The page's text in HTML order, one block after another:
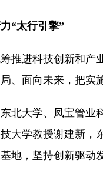
“太行引擎”
进科技创新和产
、面向未来，把实
大学、凤宝管业
大学教授谢建新，
地，坚持创新驱动